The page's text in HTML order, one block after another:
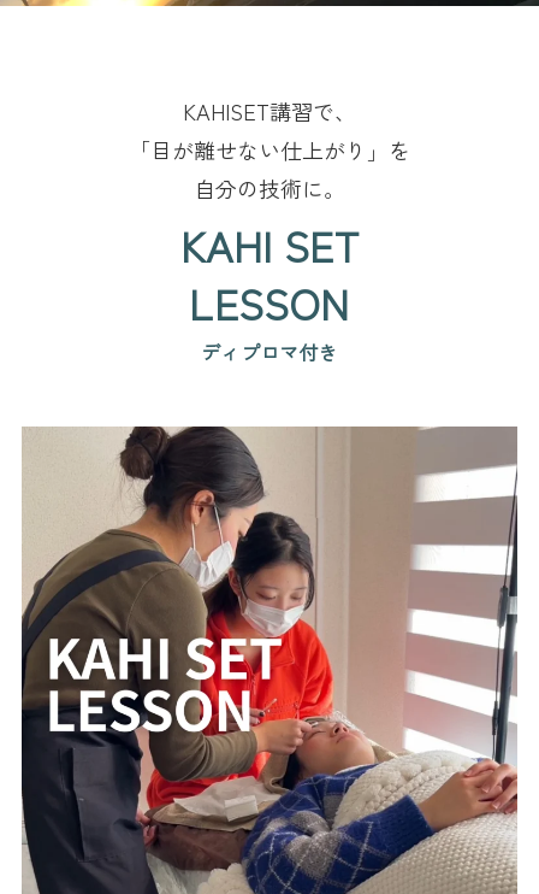
KAHISET講習で、
「目が離せない仕上がり」を
自分の技術に。
KAHI SET
LESSON
ディプロマ付き